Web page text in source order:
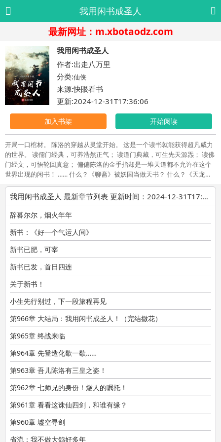
我用闲书成圣人
最新网址：m.xbotaodz.com
我用闲书成圣人
作者:出走八万里
分类:仙侠
来源:快眼看书
更新:2024-12-31T17:36:06
加入书架 开始阅读
开局一口棺材。 陈洛的穿越从灵堂开始。 这是一个读书就能获得超凡威力
的世界。 读儒门经典，可养浩然正气； 读道门典藏，可生先天源炁； 读佛
门经文，可悟轮回真意； 偏偏陈洛的金手指却是一堆天道都不允许在这个
世界出现的闲书！ …… 什么？《聊斋》被妖国当做天书？ 什么？《天龙八
位儒生，虎将如云、谋臣如雨的《三国演义》听过吗？ 那位道士，《封神
一本《西游记》，你感兴趣吗？ …… 经史子集天上道，说书演义人间貌。
你炼阳神他修佛，红尘有我向天笑。
我用闲书成圣人 最新章节列表 更新时间：2024-12-31T17:36:06
辞暮尔尔，烟火年年
新书：《好一个气运人间》
新书已肥，可宰
新书已发，首日四连
关于新书！
小生先行别过，下一段旅程再见
第966章 大结局：我用闲书成圣人！（完结撒花）
第965章 终战来临
第964章 先登造化歇一歇……
第963章 吾儿陈洛有三皇之姿！
第962章 七师兄的身份！燧人的嘱托！
第961章 看看这诛仙四剑，和谁有缘？
第960章 墟空寻剑
省流：我不做大鸽好多年